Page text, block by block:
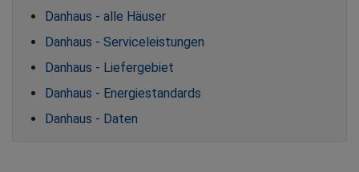
Danhaus - alle Häuser
Danhaus - Serviceleistungen
Danhaus - Liefergebiet
Danhaus - Energiestandards
Danhaus - Daten